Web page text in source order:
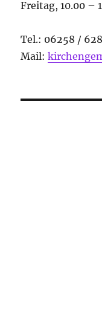
Freitag, 10.00 –
Tel.: 06258 /
Mail: